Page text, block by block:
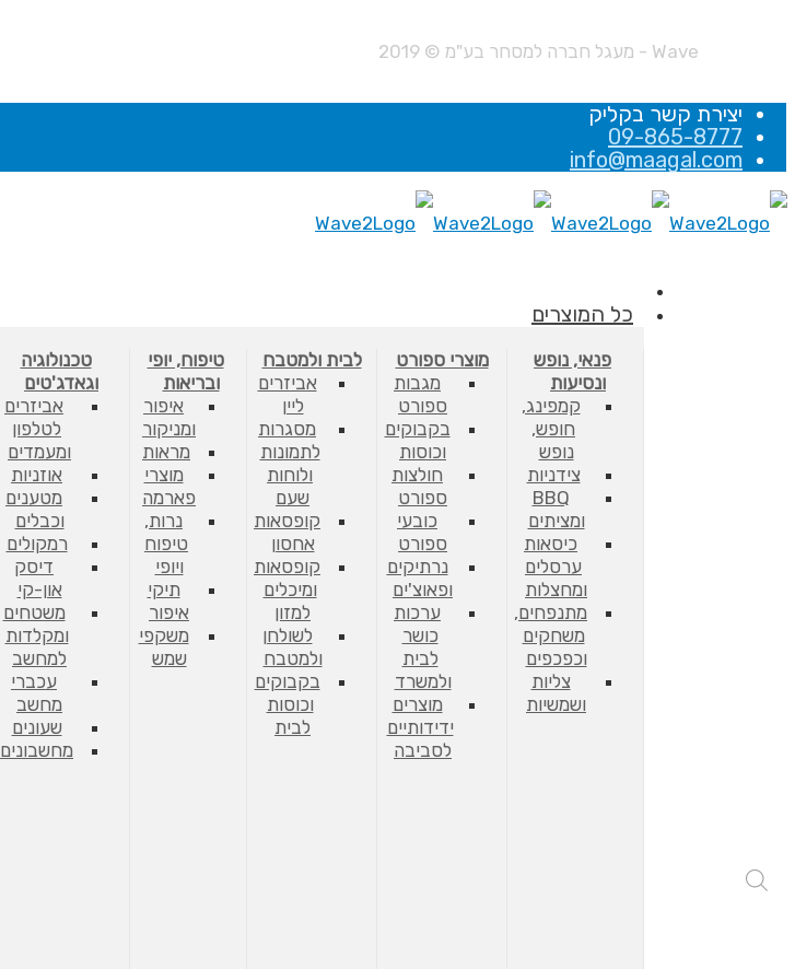
יצירת קשר בקליק
09-865-8777
info@maagal.com
כל המוצרים
פנאי, נופש
ונסיעות
קמפינג,
חופש,
נופש
צידניות
BBQ
ומציתים
כיסאות
ערסלים
ומחצלות
מתנפחים,
משחקים
וכפכפים
צליות
ושמשיות
מוצרי ספורט
מגבות
ספורט
בקבוקים
וכוסות
חולצות
ספורט
כובעי
ספורט
נרתיקים
ופאוצ'ים
ערכות
כושר
לבית
ולמשרד
מוצרים
ידידותיים
לסביבה
לבית ולמטבח
אביזרים
ליין
מסגרות
לתמונות
ולוחות
שעם
קופסאות
אחסון
קופסאות
ומיכלים
למזון
לשולחן
ולמטבח
בקבוקים
וכוסות
לבית
טיפוח, יופי
ובריאות
איפור
ומניקור
מראות
מוצרי
פארמה
נרות,
טיפוח
ויופי
תיקי
איפור
משקפי
שמש
טכנולוגיה
וגאדג'טים
אביזרים
לטלפון
ומעמדים
אוזניות
מטענים
וכבלים
רמקולים
דיסק
און-קי
משטחים
ומקלדות
למחשב
עכברי
מחשב
שעונים
מחשבונים
Wave - מעגל חברה למסחר בע"מ © 2019